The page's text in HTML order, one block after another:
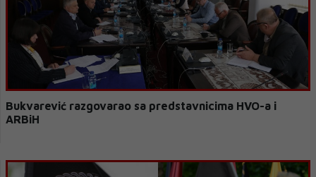
Bukvarević razgovarao sa predstavnicima HVO-a i
ARBiH